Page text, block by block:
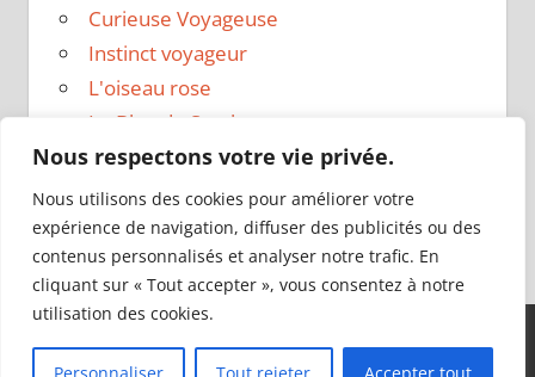
Nous respectons votre vie privée.
Nous utilisons des cookies pour améliorer votre
expérience de navigation, diffuser des publicités ou des
contenus personnalisés et analyser notre trafic. En
cliquant sur « Tout accepter », vous consentez à notre
utilisation des cookies.
Curieuse Voyageuse
Instinct voyageur
L'oiseau rose
Le Blog de Sarah
Le sac a dos
Madame Oreille
Voyages et Vagabondages
Thème WordPress : Tortuga par ThemeZee.